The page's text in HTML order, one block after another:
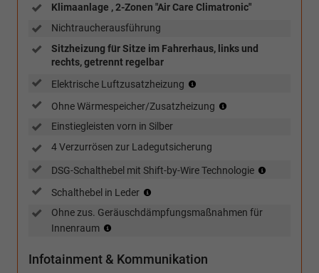
Klimaanlage , 2-Zonen "Air Care Climatronic"
Nichtraucherausführung
Sitzheizung für Sitze im Fahrerhaus, links und
rechts, getrennt regelbar
Elektrische Luftzusatzheizung
Verbindung
Ohne Wärmespeicher/Zusatzheizung
Einstiegleisten vorn in Silber
4 Verzurrösen zur Ladegutsicherung
DSG-Schalthebel mit Shift-by-Wire Technologie
Schalthebel in Leder
Ohne zus. Geräuschdämpfungsmaßnahmen für
Innenraum
Verbindung
mit
Infotainment & Kommunikation